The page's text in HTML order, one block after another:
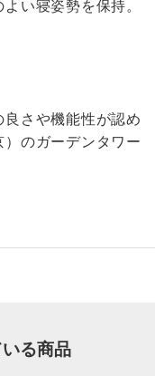
い寝姿勢を保持。
さや機能性が認め
のガーデンタワー
ヘルシーライトマッ
る商品